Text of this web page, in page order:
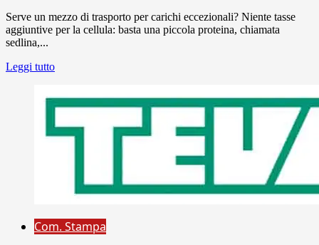
Serve un mezzo di trasporto per carichi eccezionali? Niente tasse
aggiuntive per la cellula: basta una piccola proteina, chiamata
sedlina,...
Leggi tutto
Com. Stampa